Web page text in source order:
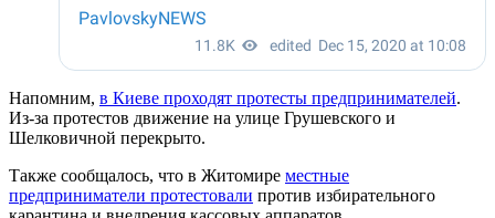
Напомним, в Киеве проходят протесты предпринимателей.
Из-за протестов движение на улице Грушевского и
Шелковичной перекрыто.
Также сообщалось, что в Житомире местные
предприниматели протестовали против избирательного